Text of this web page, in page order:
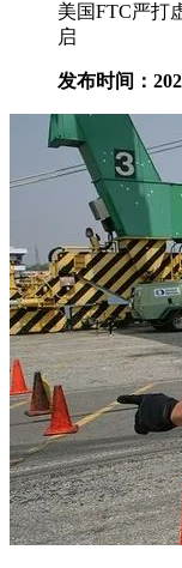
美国FTC严打
启
发布时间：